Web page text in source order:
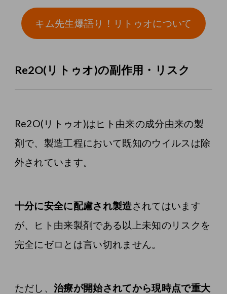
キム先生爆語り！リトゥオについて
Re2O(リトゥオ)の副作用・リスク
Re2O(リトゥオ)はヒト由来の成分由来の製
剤で、製造工程において既知のウイルスは除
外されています。
十分に安全に配慮され製造されてはいます
が、ヒト由来製剤である以上未知のリスクを
完全にゼロとは言い切れません。
ただし、治療が開始されてから現時点で重大